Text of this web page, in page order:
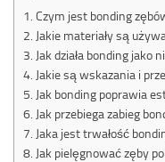
Czym jest bonding
Jakie materiały są
Jak działa bonding jako
Jakie są wskazania i
Jak bonding poprawia
Jak przebiega zabieg
Jaka jest trwałość
Jak pielęgnować zęby